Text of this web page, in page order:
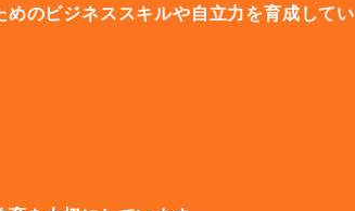
のビジネススキルや自立力を育成してい